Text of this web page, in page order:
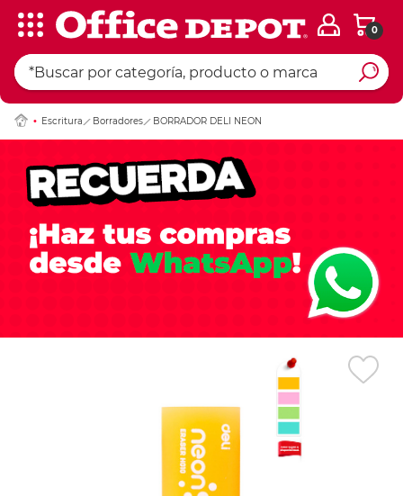
0
Escritura Borradores BORRADOR DELI NEON
Ingresar Codigo